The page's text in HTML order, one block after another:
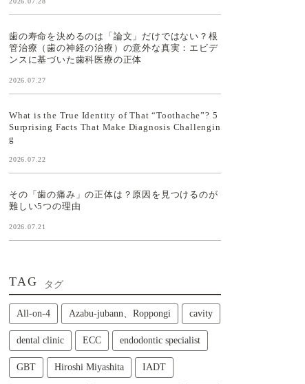
歯の寿命を決めるのは「論文」だけではない？根
管治療（歯の神経の治療）の意外な真実：エビデ
ンスに基づいた歯科医療の正体
2026.07.27
What is the True Identity of That “Toothache”? 5
Surprising Facts That Make Diagnosis Challengin
g
2026.07.22
その「歯の痛み」の正体は？原因を見つけるのが
難しい5つの理由
2026.07.21
TAG タグ
All‑on‑4 Azabu-jubann、Roppongi cavity
dental clinic ECC endodontic specialist
GBT Hiroshi Miyashita IADT